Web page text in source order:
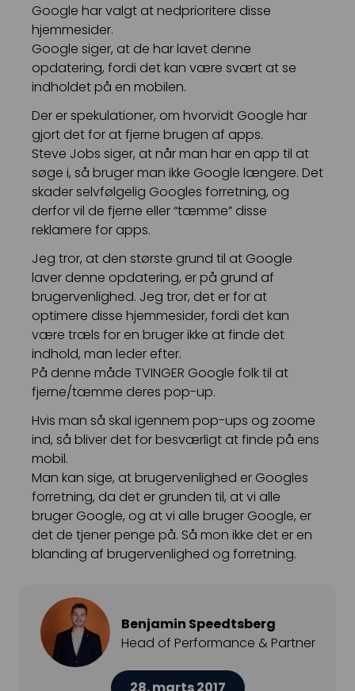
Google har valgt at nedprioritere disse
hjemmesider.
Google siger, at de har lavet denne
opdatering, fordi det kan være svært at se
indholdet på en mobilen.
Der er spekulationer, om hvorvidt Google har
gjort det for at fjerne brugen af apps.
Steve Jobs siger, at når man har en app til at
søge i, så bruger man ikke Google længere. Det
skader selvfølgelig Googles forretning, og
derfor vil de fjerne eller “tæmme” disse
reklamere for apps.
Jeg tror, at den største grund til at Google
laver denne opdatering, er på grund af
brugervenlighed. Jeg tror, det er for at
optimere disse hjemmesider, fordi det kan
være træls for en bruger ikke at finde det
indhold, man leder efter.
På denne måde TVINGER Google folk til at
fjerne/tæmme deres pop-up.
Hvis man så skal igennem pop-ups og zoome
ind, så bliver det for besværligt at finde på ens
mobil.
Man kan sige, at brugervenlighed er Googles
forretning, da det er grunden til, at vi alle
bruger Google, og at vi alle bruger Google, er
det de tjener penge på. Så mon ikke det er en
blanding af brugervenlighed og forretning.
Benjamin Speedtsberg
Head of Performance & Partner
28. marts 2017